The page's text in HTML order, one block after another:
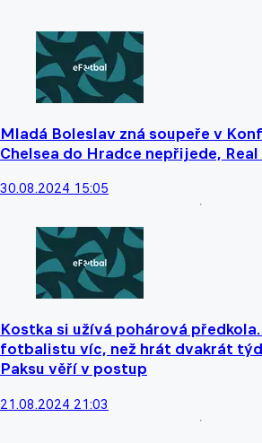
Mladá Boleslav zná soupeře v
Chelsea do Hradce nepřijede,
30.08.2024 15:05
Kostka si užívá pohárová
fotbalistu víc, než hrát dvakrát
Paksu věří v postup
21.08.2024 21:03